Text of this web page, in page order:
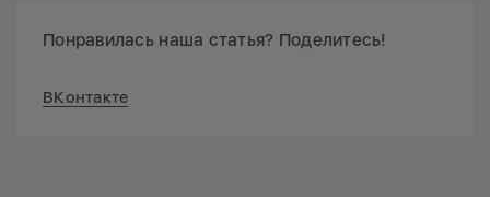
Понравилась наша статья? Поделитесь!
ВКонтакте